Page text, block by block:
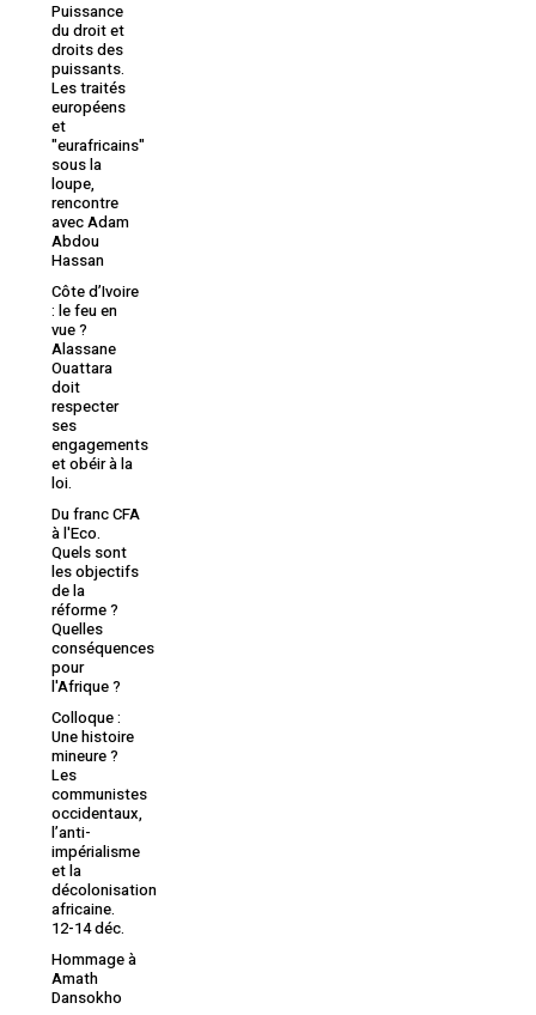
Puissance
du droit et
droits des
puissants.
Les traités
européens
et
"eurafricains"
sous la
loupe,
rencontre
avec Adam
Abdou
Hassan
Côte d’Ivoire
: le feu en
vue ?
Alassane
Ouattara
doit
respecter
ses
engagements
et obéir à la
loi.
Du franc CFA
à l'Eco.
Quels sont
les objectifs
de la
réforme ?
Quelles
conséquences
pour
l'Afrique ?
Colloque :
Une histoire
mineure ?
Les
communistes
occidentaux,
l’anti-
impérialisme
et la
décolonisation
africaine.
12-14 déc.
Hommage à
Amath
Dansokho